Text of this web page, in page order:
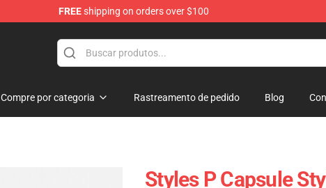
FREEshipping on orders over $100
Compre por categoria Rastreamento de pedido Blog
Styles P Capsule